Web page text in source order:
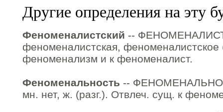
Другие определения на эту
Феноменалистский --
феноменалистская,
феноменализм и к феноменалист.
Феноменальность --
мн. нет, ж. (разг.). Отвлеч. сущ. к